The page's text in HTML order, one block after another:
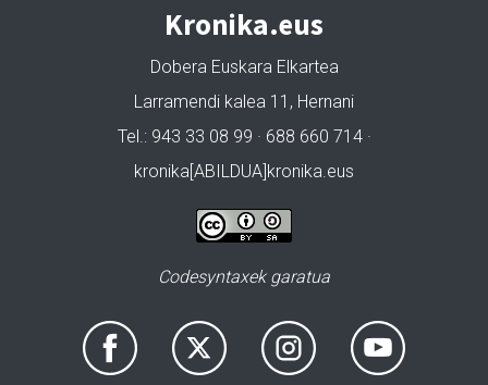
Kronika.eus
Dobera Euskara Elkartea
Larramendi kalea 11, Hernani
Tel.: 943 33 08 99 · 688 660 714 ·
kronika[ABILDUA]kronika.eus
Codesyntaxek garatua